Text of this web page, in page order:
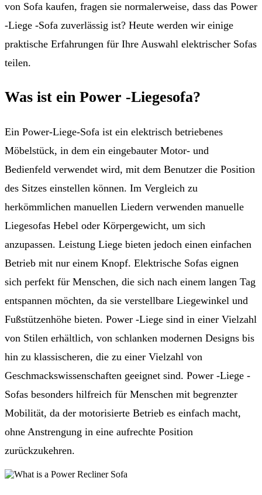
von Sofa kaufen, fragen sie normalerweise, dass das Power
-Liege -Sofa zuverlässig ist? Heute werden wir einige
praktische Erfahrungen für Ihre Auswahl elektrischer Sofas
teilen.
Was ist ein Power -Liegesofa?
Ein Power-Liege-Sofa ist ein elektrisch betriebenes
Möbelstück, in dem ein eingebauter Motor- und
Bedienfeld verwendet wird, mit dem Benutzer die Position
des Sitzes einstellen können. Im Vergleich zu
herkömmlichen manuellen Liedern verwenden manuelle
Liegesofas Hebel oder Körpergewicht, um sich
anzupassen. Leistung Liege bieten jedoch einen einfachen
Betrieb mit nur einem Knopf. Elektrische Sofas eignen
sich perfekt für Menschen, die sich nach einem langen Tag
entspannen möchten, da sie verstellbare Liegewinkel und
Fußstützenhöhe bieten. Power -Liege sind in einer Vielzahl
von Stilen erhältlich, von schlanken modernen Designs bis
hin zu klassischeren, die zu einer Vielzahl von
Geschmackswissenschaften geeignet sind. Power -Liege -
Sofas besonders hilfreich für Menschen mit begrenzter
Mobilität, da der motorisierte Betrieb es einfach macht,
ohne Anstrengung in eine aufrechte Position
zurückzukehren.